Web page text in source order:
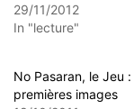
29/11/2012
In "lecture"
No Pasaran, le Jeu :
premières images